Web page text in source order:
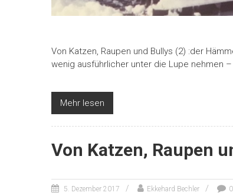
Von Katzen, Raupen und Bullys (2) :der
wenig ausführlicher unter die Lupe nehmen –
Mehr lesen
Von Katzen, Raupen
5. Dezember 2017 Ekkehard Bechler